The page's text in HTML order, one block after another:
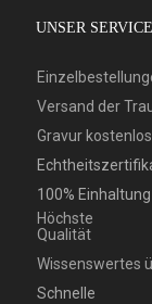
UNSER
Versand der
Gravur kostenlos
100%
Höchste
Qualität
Wissenswertes
Schnelle